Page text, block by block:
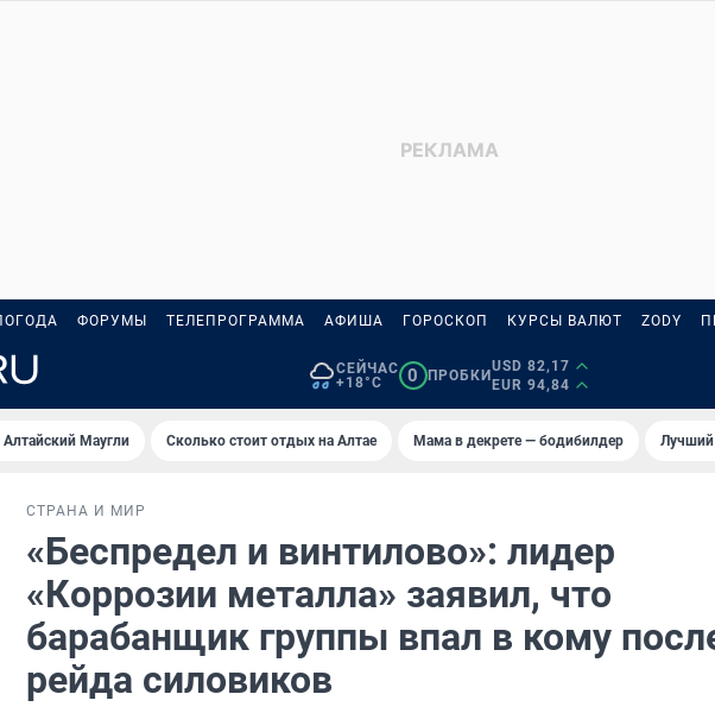
ФОРУМЫ ТЕЛЕПРОГРАММА АФИША ГОРОСКОП КУРСЫ ВАЛЮТ ZODY
СЕЙЧАС
+18°C
0 ПРОБКИ
USD 82,17
EUR 94,84
Алтайский Маугли Сколько стоит отдых на Алтае Мама в декрете — бодибилдер
СТРАНА И МИР
«Беспредел и винтилово»: лидер
«Коррозии металла» заявил, что
барабанщик группы впал в кому
рейда силовиков